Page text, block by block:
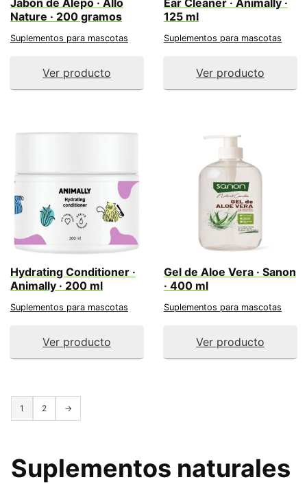
Jabón de Alepo · Allo
Nature · 200 gramos
Suplementos para mascotas
Ver producto
Ear Cleaner · Animally ·
125 ml
Suplementos para mascotas
Ver producto
Hydrating Conditioner ·
Animally · 200 ml
Suplementos para mascotas
Ver producto
Gel de Aloe Vera · Sanon
· 400 ml
Suplementos para mascotas
Ver producto
1 2 →
Suplementos naturales